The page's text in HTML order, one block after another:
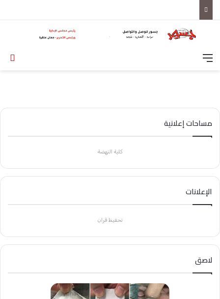
القائمة
مساحات إعلانية
كلية النهضة
الإعلانات
تحفيظ قران
لاصق